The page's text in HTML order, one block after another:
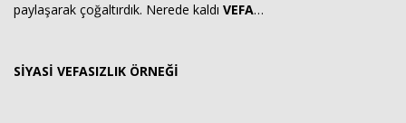
paylaşarak çoğaltırdık. Nerede kaldı VEFA…
SİYASİ VEFASIZLIK ÖRNEĞİ